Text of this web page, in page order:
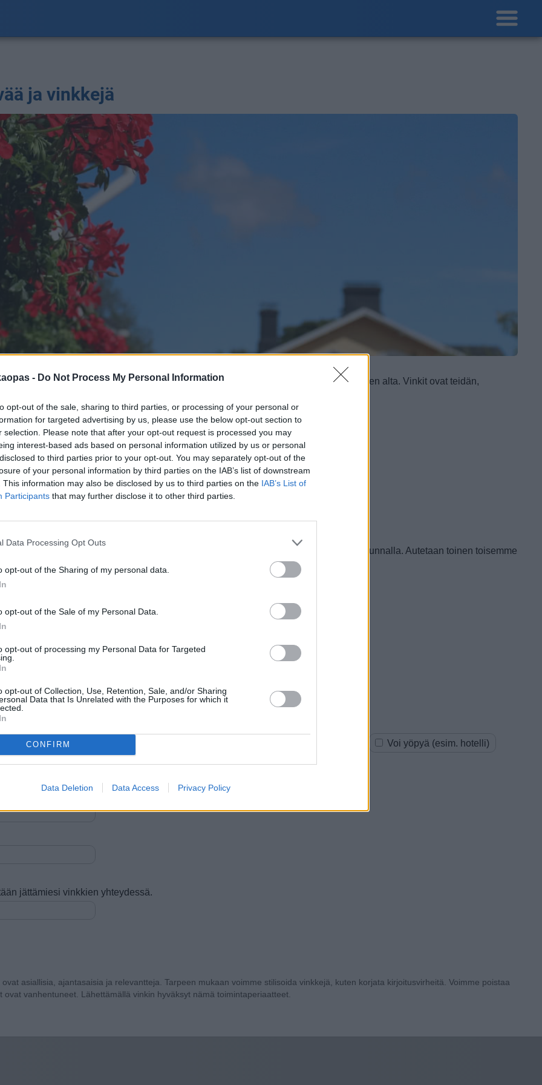
- Do Not Process My Personal Information
opt-out of the sale, sharing to third parties, or processing of your personal or
for targeted advertising by us, please use the below opt-out section to
selection. Please note that after your opt-out request is processed you may
interest-based ads based on personal information utilized by us or personal
to third parties prior to your opt-out. You may separately opt-out of the
of your personal information by third parties on the IAB’s list of downstream
This information may also be disclosed by us to third parties on the IAB’s List of
Participants that may further disclose it to other third parties.
Data Processing Opt Outs
opt-out of the Sharing of my personal data.
opt-out of the Sale of my Personal Data.
opt-out of processing my Personal Data for Targeted
opt-out of Collection, Use, Retention, Sale, and/or Sharing
Data that Is Unrelated with the Purposes for which it
CONFIRM
Data Deletion Data Access Privacy Policy
ja vinkkejä
osa muun tyyppisistä vinkeistä. Näet kaikki muun tyyppiset vinkit valitsemalla aiheen alta. Vinkit ovat teidän,
Lähetä se palautelomakkeen kautta, joka löytyy sivun lopusta.
tapahtumasta, ajanvietteestä – tai mistä tahansa kokemisen arvoisesta tällä paikkakunnalla. Autetaan toinen toisemme
( 0 / 500 merkkiä käytetty )
Siellä voi ruokailla (esim. ravintola) Voi yöpyä (esim. hotelli)
Rauhallinen Hyvä lapsiperheille
jättämiesi vinkkien yhteydessä.
asiallisia, ajantasaisia ja relevantteja. Tarpeen mukaan voimme stilisoida vinkkejä, kuten korjata kirjoitusvirheitä. Voimme poistaa
vanhentuneet. Lähettämällä vinkin hyväksyt nämä toimintaperiaatteet.